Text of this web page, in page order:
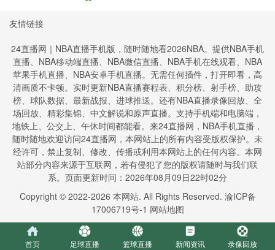
友情链接
24直播网｜NBA直播手机版，随时随地看2026NBA。提供NBA手机
直播、NBA移动端直播、NBA微信直播、NBA手机在线观看、NBA
苹果手机直播、NBA安卓手机直播。无需任何插件，打开即看，高
清画质不卡顿。实时更新NBA直播赛程表、积分榜、射手榜、助攻
榜、球队数据、最新战报、进球推送。还有NBA直播录像回放、全
场回放、精彩集锦、中文解说和原声直播。支持手机端和电脑端，
地铁上、公交上、午休时间都能看。来24直播网，NBA手机直播，
随时随地欢迎访问24直播网，本网站上的所有内容受版权保护。未
经许可，禁止复制、修改、传播或利用本网站上的任何内容。本网
站部分内容来源于互联网，若有侵犯了您的版权请随时与我们联
系。页面更新时间：2026年08月09日22时02分
Copyright © 2022-2026 本网站. All Rights Reserved. 渝ICP备
17006719号-1 网站地图
首页 足球直播 篮球直播 新闻资讯 录像回放